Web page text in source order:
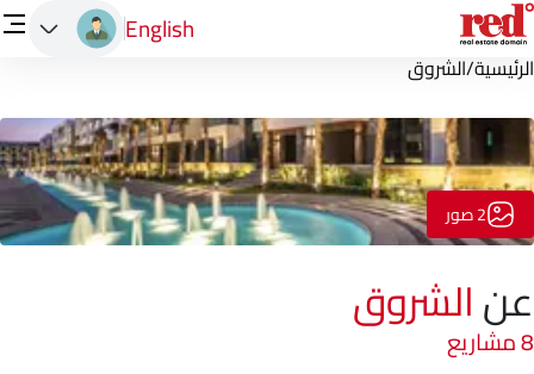
English
الرئيسية/الشروق
2 صور
عنالشروق
8 مشاريع